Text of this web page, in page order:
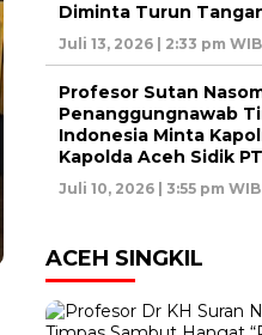
Diminta Turun
Juli 13, 2026 | 2:33 pm WIB
Profesor Sutan
Penanggungnawab
Indonesia Minta
Kapolda Aceh Sidik
Juli 10, 2026 | 3:55 pm WIB
ACEH SINGKIL